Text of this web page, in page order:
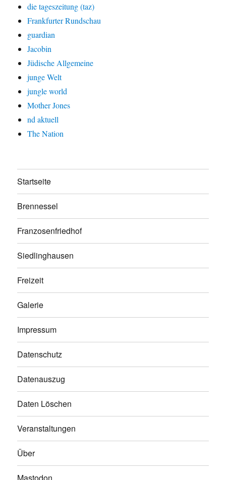
die tageszeitung (taz)
Frankfurter Rundschau
guardian
Jacobin
Jüdische Allgemeine
junge Welt
jungle world
Mother Jones
nd aktuell
The Nation
Startseite
Brennessel
Franzosenfriedhof
Siedlinghausen
Freizeit
Galerie
Impressum
Datenschutz
Datenauszug
Daten Löschen
Veranstaltungen
Über